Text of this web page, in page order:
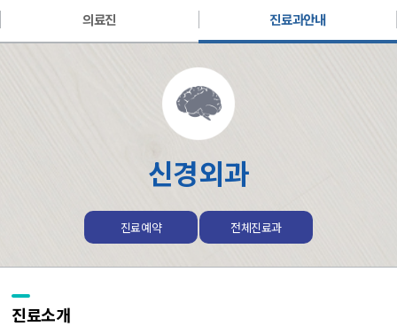
의료진 진료과안내
신경외과
진료예약 전체진료과
진료소개